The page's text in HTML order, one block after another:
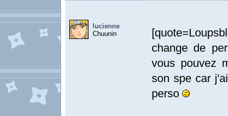
lucienne
Chuunin
change de
vous pouvez
son spe car
perso